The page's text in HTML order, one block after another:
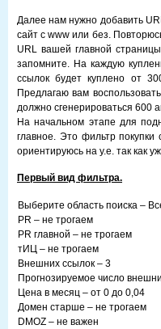
Далее нам нужно добавить
сайт с www или без.
URL вашей главной
запомните. На каждую
ссылок будет куплено от
Предлагаю вам
должно сгенерироваться 600
На начальном этапе для
главное. Это фильтр
ориентируюсь на у.е. так как
Первый вид фильтра.
Выберите область поиска –
PR – не трогаем
PR главной – не трогаем
тИЦ – не трогаем
Внешних ссылок – 3
Прогнозируемое число
Цена в месяц – от 0 до 0,04
Домен старше – не трогаем
DMOZ – не важен